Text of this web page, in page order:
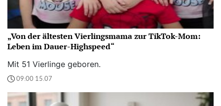
„Von der ältesten Vierlingsmama zur TikTok-Mom:
Leben im Dauer-Highspeed“
Mit 51 Vierlinge geboren.
09:00 15.07